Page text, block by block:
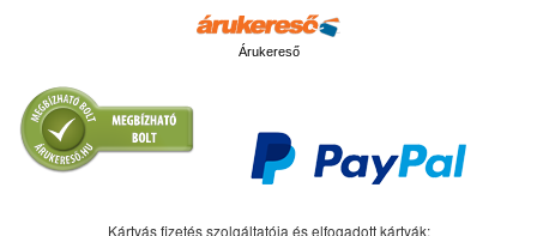
Árukereső
Kártyás fizetés szolgáltatója és elfogadott kártyák: